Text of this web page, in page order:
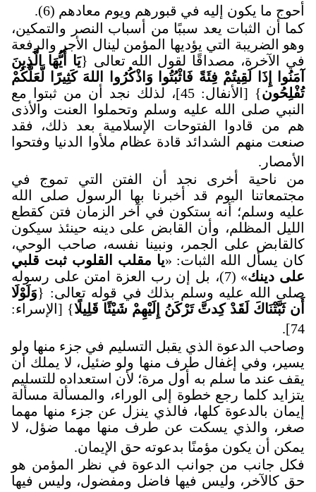
أحوج ما يكون إليه في قبورهم ويوم معادهم (6).
كما أن الثبات يعد سببًا من أسباب النصر والتمكين،
وهو الضريبة التي يؤديها المؤمن لينال الأجر والرفعة
في الآخرة، مصداقًا لقول الله تعالى {يَا أَيُّهَا الَّذِينَ
آمَنُوا إِذَا لَقِيتُمْ فِئَةً فَاثْبُتُوا وَاذْكُرُوا اللهَ كَثِيرًا لَّعَلَّكُمْ
تُفْلِحُون
} [الأنفال: 45]، لذلك نجد أن من ثبتوا مع
النبي صلى الله عليه وسلم وتحملوا العنت والأذى
هم من قادوا الفتوحات الإسلامية بعد ذلك، فقد
صنعت منهم الشدائد قادة عظام ملأوا الدنيا وفتحوا
الأمصار.
من ناحية أخرى نجد أن الفتن التي تموج في
مجتمعاتنا اليوم قد أخبرنا بها الرسول صلى الله
عليه وسلم؛ أنه ستكون في آخر الزمان فتن كقطع
الليل المظلم، وأن القابض على دينه حينئذ سيكون
كالقابض على الجمر، ونبينا نفسه، صاحب الوحي،
كان يسأل الله الثبات: «يا مقلب القلوب ثبت قلبي
على دينك
» (7)، بل إن رب العزة امتن على رسوله
صلى الله عليه وسلم بذلك في قوله تعالى: {وَلَوْلَا
أَن ثَبَّتْنَاكَ لَقَدْ كِدتَّ تَرْكَنُ إِلَيْهِمْ شَيْئًا قَلِيلًا} [الإسراء:
74]
.
وصاحب الدعوة الذي يقبل التسليم في جزء منها ولو
يسير، وفي إغفال طرف منها ولو ضئيل، لا يملك أن
يقف عند ما سلم به أول مرة؛ لأن استعداده للتسليم
يتزايد كلما رجع خطوة إلى الوراء، والمسألة مسألة
إيمان بالدعوة كلها، فالذي ينزل عن جزء منها مهما
صغر، والذي يسكت عن طرف منها مهما ضؤل، لا
يمكن أن يكون مؤمنًا بدعوته حق الإيمان.
فكل جانب من جوانب الدعوة في نظر المؤمن هو
حق كالآخر، وليس فيها فاضل ومفضول، وليس فيها